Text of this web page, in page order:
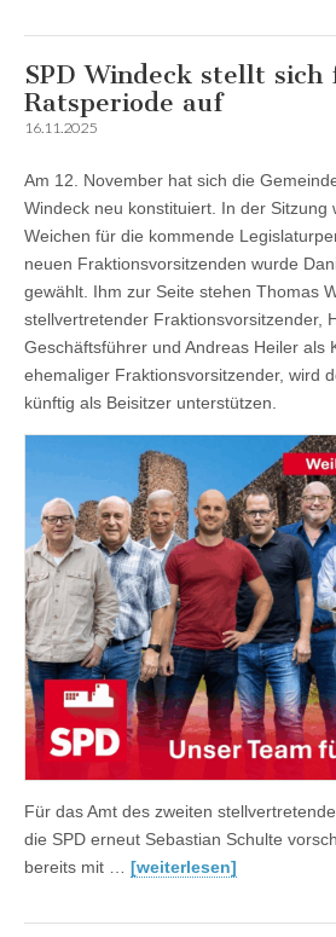
SPD Windeck stellt sich
Ratsperiode auf
16.11.2025
Am 12. November hat sich die
Windeck neu konstituiert. In der Sitzung
Weichen für die kommende
neuen Fraktionsvorsitzenden wurde
gewählt. Ihm zur Seite stehen Thomas
stellvertretender Fraktionsvorsitzender,
Geschäftsführer und Andreas Heiler als
ehemaliger Fraktionsvorsitzender, wird
künftig als Beisitzer unterstützen.
Für das Amt des zweiten
die SPD erneut Sebastian Schulte
bereits mit … [weiterlesen]